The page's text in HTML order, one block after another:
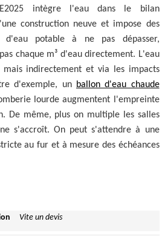
intègre l'eau dans le bilan
construction neuve et impose des
d'eau potable à ne pas dépasser,
chaque m³ d'eau directement. L'eau
indirectement et via les impacts
d'exemple, un ballon d'eau chaude
lourde augmentent l'empreinte
De même, plus on multiple les salles
s'accroît. On peut s'attendre à une
au fur et à mesure des échéances
Vite un devis